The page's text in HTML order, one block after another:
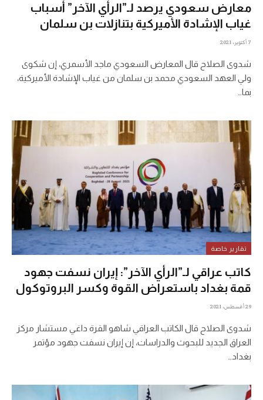
معارض سعودي يرصد لـ”الرأي الآخر” أسباب
غياب الإشادة الأميركية بتنازلات بن سلمان
7 أكتوبر، 2021
شدوى الصلاح قال المعارض السعودي ماجد الأسمري، إن شكوى
ولي العهد السعودي محمد بن سلمان من غياب الإشادة الأميركية،
بما…
تقارير خاصة
كاتب عراقي لـ”الرأي الآخر”: إيران نسفت جهود
قمة بغداد باستعراض القوة وكسر البروتوكول
29 أغسطس، 2021
شدوى الصلاح قال الكاتب العراقي شاهو القرة داغي مستشار مركز
العراق الجديد للبحوث والدراسات، إن إيران نسفت جهود مؤتمر
بغداد…